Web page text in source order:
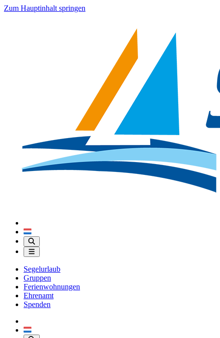
Zum Hauptinhalt springen
Segelurlaub
Gruppen
Ferienwohnungen
Ehrenamt
Spenden